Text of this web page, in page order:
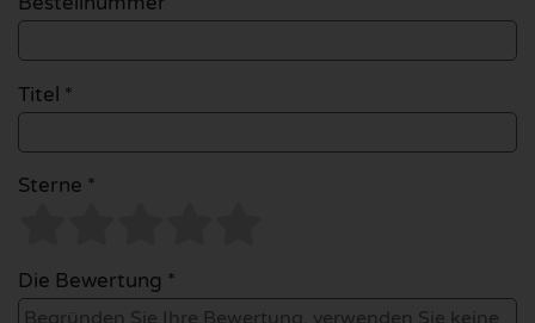
Titel *
Sterne *
Die Bewertung *